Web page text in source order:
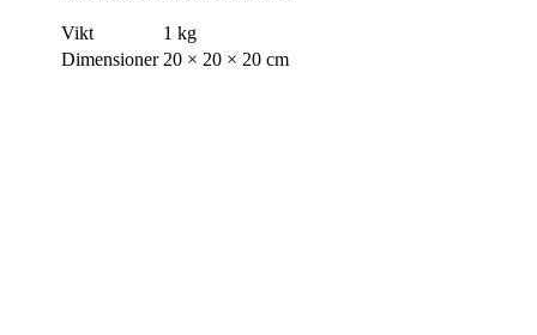
Vikt
1 kg
Dimensioner 20 × 20 × 20 cm